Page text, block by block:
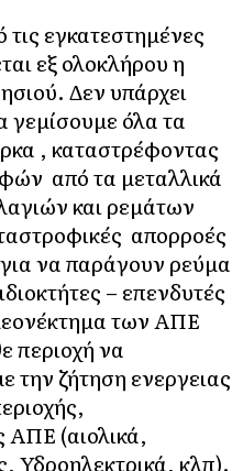
εγκατεστημένες
εξ ολοκλήρου η
Δεν υπάρχει
γεμίσουμε όλα τα
, καταστρέφοντας
από τα μεταλλικά
και ρεμάτων
απορροές
να παράγουν ρεύμα
– επενδυτές
των ΑΠΕ
περιοχή να
την ζήτηση ενεργειας
ΑΠΕ (αιολικά,
Υδροηλεκτρικά, κλπ).